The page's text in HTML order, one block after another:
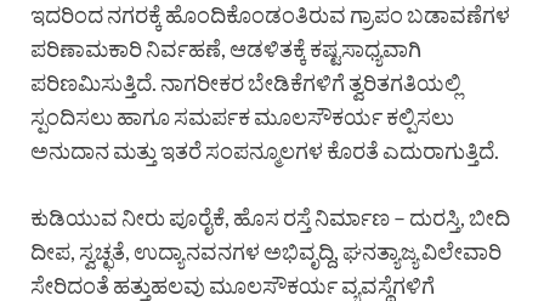
ಇದರಿಂದ ನಗರಕ್ಕೆ ಹೊಂದಿಕೊಂಡಂತಿರುವ ಗ್ರಾಪಂ ಬಡಾವಣೆಗಳ
ಪರಿಣಾಮಕಾರಿ ನಿರ್ವಹಣೆ, ಆಡಳಿತಕ್ಕೆ ಕಷ್ಟಸಾಧ್ಯವಾಗಿ
ಪರಿಣಮಿಸುತ್ತಿದೆ. ನಾಗರೀಕರ ಬೇಡಿಕೆಗಳಿಗೆ ತ್ವರಿತಗತಿಯಲ್ಲಿ
ಸ್ಪಂದಿಸಲು ಹಾಗೂ ಸಮರ್ಪಕ ಮೂಲಸೌಕರ್ಯ ಕಲ್ಪಿಸಲು
ಅನುದಾನ ಮತ್ತು ಇತರೆ ಸಂಪನ್ಮೂಲಗಳ ಕೊರತೆ ಎದುರಾಗುತ್ತಿದೆ.
ಕುಡಿಯುವ ನೀರು ಪೂರೈಕೆ, ಹೊಸ ರಸ್ತೆ ನಿರ್ಮಾಣ – ದುರಸ್ತಿ, ಬೀದಿ
ದೀಪ, ಸ್ವಚ್ಛತೆ, ಉದ್ಯಾನವನಗಳ ಅಭಿವೃದ್ದಿ, ಘನತ್ಯಾಜ್ಯ ವಿಲೇವಾರಿ
ಸೇರಿದಂತೆ ಹತ್ತುಹಲವು ಮೂಲಸೌಕರ್ಯ ವ್ಯವಸ್ಥೆಗಳಿಗೆ